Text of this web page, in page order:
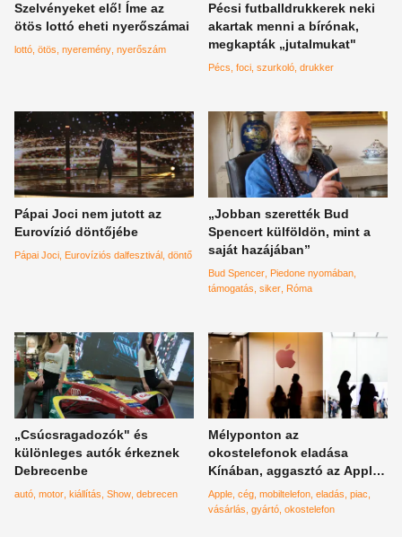
Szelvényeket elő! Íme az
ötös lottó eheti nyerőszámai
lottó ötös nyeremény nyerőszám
Pécsi futballdrukkerek neki
akartak menni a bírónak,
megkapták „jutalmukat"
Pécs foci szurkoló drukker
Pápai Joci nem jutott az
Eurovízió döntőjébe
Pápai Joci Eurovíziós dalfesztivál döntő
„Jobban szerették Bud
Spencert külföldön, mint a
saját hazájában”
Bud Spencer Piedone nyomában
támogatás siker Róma
„Csúcsragadozók" és
különleges autók érkeznek
Debrecenbe
autó motor kiállítás Show debrecen
Mélyponton az
okostelefonok eladása
Kínában, aggasztó az Apple
teljesítménye
Apple cég mobiltelefon eladás piac
vásárlás gyártó okostelefon